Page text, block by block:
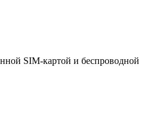
SIM-картой и беспроводной